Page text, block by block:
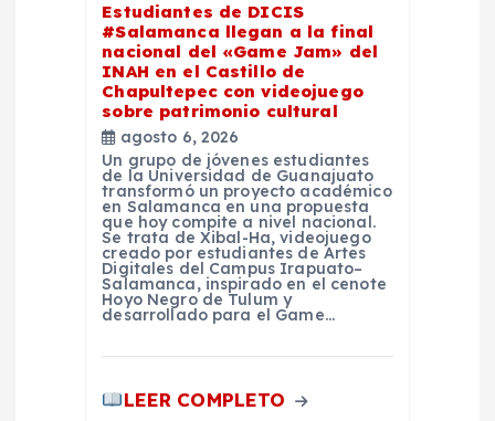
Estudiantes de DICIS
#Salamanca llegan a la final
nacional del «Game Jam» del
INAH en el Castillo de
Chapultepec con videojuego
sobre patrimonio cultural
agosto 6, 2026
Un grupo de jóvenes estudiantes
de la Universidad de Guanajuato
transformó un proyecto académico
en Salamanca en una propuesta
que hoy compite a nivel nacional.
Se trata de Xibal-Ha, videojuego
creado por estudiantes de Artes
Digitales del Campus Irapuato–
Salamanca, inspirado en el cenote
Hoyo Negro de Tulum y
desarrollado para el Game…
LEER COMPLETO